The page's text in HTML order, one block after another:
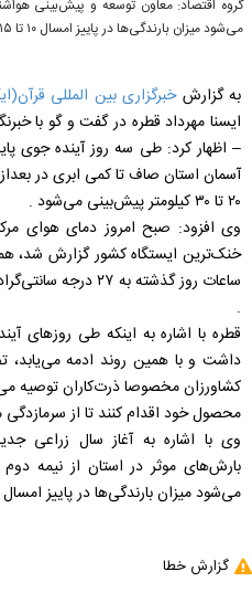
گروه اقتصاد: معاون توسعه و پیش‌بینی
می‌شود میزان بارندگی‌ها در پاییز امسال ۱۰ تا ۱۵ درصد کاهش یابد .
به گزارشخبرگزاری بین المللی
ایسنا مهرداد قطره در گفت و گو با
– اظهار کرد: طی سه روز آینده جوی
آسمان استان صاف تا کمی ابری در
۲۰ تا ۳۰ کیلومتر پیش‌بینی می‌شود .
وی افزود: صبح امروز دمای هوای
خنک‌ترین ایستگاه کشور گزارش شد،
.
قطره با اشاره به اینکه طی روزهای
داشت و با همین روند ادمه می‌یابد،
کشاورزان مخصوصا ذرت‌کاران توصیه
محصول خود اقدام کنند تا از
وی با اشاره به آغاز سال زراعی
بارش‌های موثر در استان از نیمه
می‌شود میزان بارندگی‌ها در پاییز امسال ۱۰ تا ۱۵ درصد کاهش داشته باشد .
گزارش خطا